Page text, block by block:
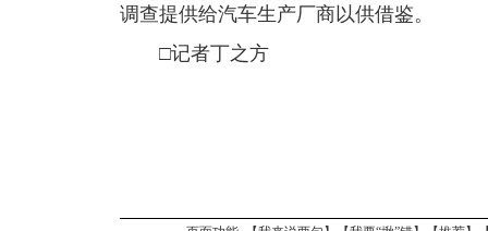
调查提供给汽车生产厂商以供借鉴。
□记者丁之方